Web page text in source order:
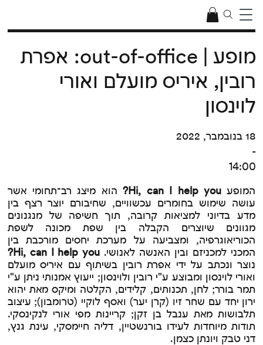
המופע Hi, can I help you? הוא מיצג רב־תחומי אשר
עושה שימוש בחומרים עכשוויים, שחיבורם יוצר רצף בין
מדע בדיוני למציאות קרובה, תוך חשיפה של מנגנונים
מגוונים שיוצרים הקבלה בין שפת מכונה לשפת
הכוריאוגרפיה, ומצביעה על מערכת יחסים מורכבת בין
המכני למכניזם ובין האנשה לאנושי. Hi, can I help you?
נוצר ונכתב על ידי אפרת רובין בשיתוף עם איריס מועלם
ואורי לוינסון ומבוצע ע"י רובין ולוינסון; ייעוץ אמנותי ניתן ע"י
תמר בורר; לחן, תכנותים, קלידים, הקלטה ומיקס מאת יהוא
ירון יחד עם שחר זיו (קרן יער) ואסף לוקיי (טרומבון); עיצוב
תלבושות מאת ענבל בן זקן; קריינות מפי אורי לנקינסקי.
תודות מיוחדות לעידו בורנשטיין, דליה חיימסקי, עינת גנץ,
דני טבק ויונתן כצמן.
מופע | out-of-office: אפרת
רובין, איריס מועלם ואורי
לוינסון
18 בנובמבר, 2022
-
14:00